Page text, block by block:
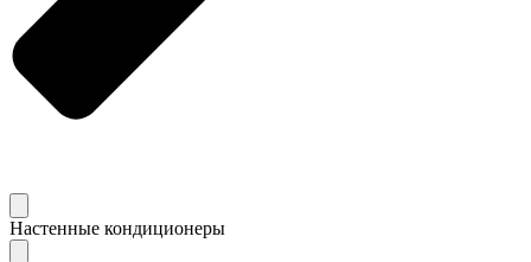
Настенные кондиционеры